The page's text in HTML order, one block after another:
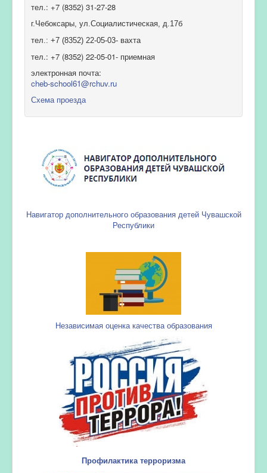
тел.: +7 (8352) 31-27-28
г.Чебоксары, ул.Социалистическая, д.17б
тел.: +7 (8352) 22-05-03- вахта
тел.: +7 (8352) 22-05-01- приемная
электронная почта:
cheb-school61@rchuv.ru
Схема проезда
Навигатор дополнительного образования детей Чувашской
Республики
Независимая оценка качества образования
Профилактика терроризма